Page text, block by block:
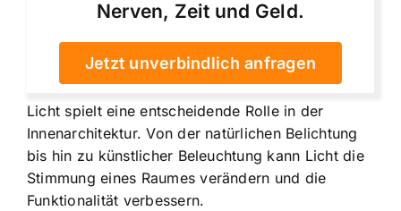
Nerven, Zeit und Geld.
Jetzt unverbindlich anfragen
Licht spielt eine entscheidende Rolle in der
Innenarchitektur. Von der natürlichen Belichtung
bis hin zu künstlicher Beleuchtung kann Licht die
Stimmung eines Raumes verändern und die
Funktionalität verbessern.